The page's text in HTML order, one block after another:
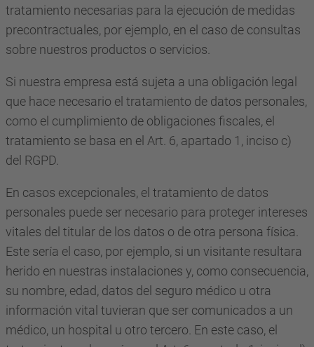
tratamiento necesarias para la ejecución de medidas
precontractuales, por ejemplo, en el caso de consultas
sobre nuestros productos o servicios.
Si nuestra empresa está sujeta a una obligación legal
que hace necesario el tratamiento de datos personales,
como el cumplimiento de obligaciones fiscales, el
tratamiento se basa en el Art. 6, apartado 1, inciso c)
del RGPD.
En casos excepcionales, el tratamiento de datos
personales puede ser necesario para proteger intereses
vitales del titular de los datos o de otra persona física.
Este sería el caso, por ejemplo, si un visitante resultara
herido en nuestras instalaciones y, como consecuencia,
su nombre, edad, datos del seguro médico u otra
información vital tuvieran que ser comunicados a un
médico, un hospital u otro tercero. En este caso, el